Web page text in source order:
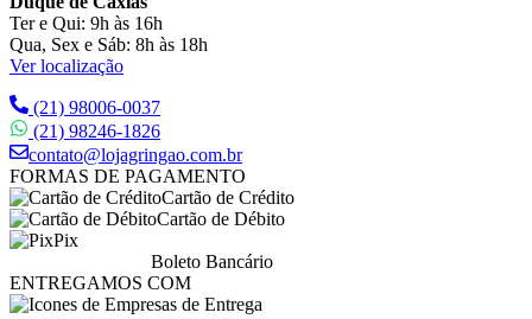
Ter e Qui: 9h às 16h
Qua, Sex e Sáb: 8h às 18h
Ver localização
(21) 98006-0037
(21) 98246-1826
contato@lojagringao.com.br
FORMAS DE PAGAMENTO
Cartão de Crédito
Cartão de Débito
Pix
Boleto Bancário
ENTREGAMOS COM